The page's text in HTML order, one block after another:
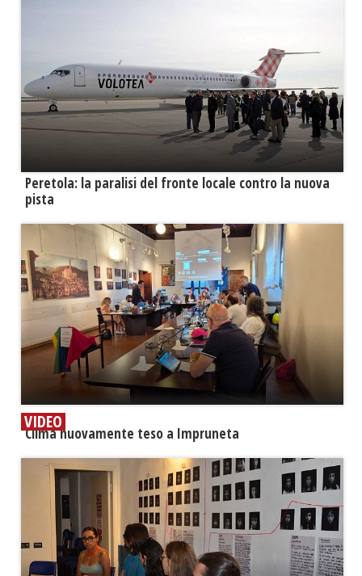
Peretola: la paralisi del fronte locale contro la nuova
pista
VIDEO
​Clima nuovamente teso a Impruneta